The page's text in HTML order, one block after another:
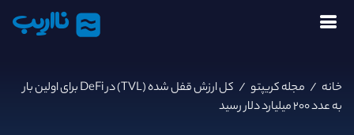
نااریب
خانه / مجله کریپتو /
کل ارزش قفل شده (TVL) در DeFi برای اولین بار
به عدد ۲۰۰ میلیارد دلار رسید